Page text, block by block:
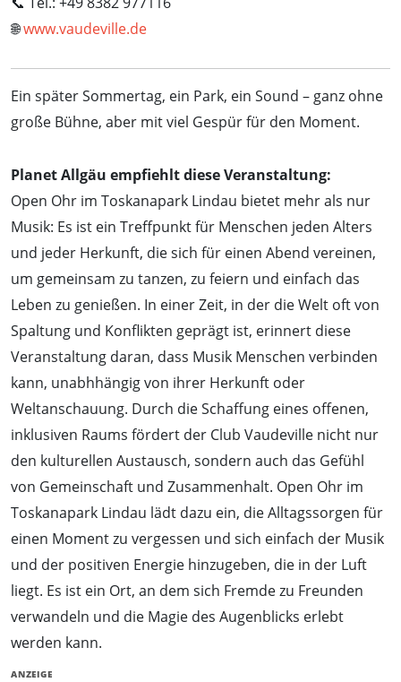
🌐www.vaudeville.de
Ein später Sommertag, ein Park, ein Sound – ganz ohne
große Bühne, aber mit viel Gespür für den Moment.
Planet Allgäu empfiehlt diese Veranstaltung:
Open Ohr im Toskanapark Lindau bietet mehr als nur
Musik: Es ist ein Treffpunkt für Menschen jeden Alters
und jeder Herkunft, die sich für einen Abend vereinen,
um gemeinsam zu tanzen, zu feiern und einfach das
Leben zu genießen. In einer Zeit, in der die Welt oft von
Spaltung und Konflikten geprägt ist, erinnert diese
Veranstaltung daran, dass Musik Menschen verbinden
kann, unabhhängig von ihrer Herkunft oder
Weltanschauung. Durch die Schaffung eines offenen,
inklusiven Raums fördert der Club Vaudeville nicht nur
den kulturellen Austausch, sondern auch das Gefühl
von Gemeinschaft und Zusammenhalt. Open Ohr im
Toskanapark Lindau lädt dazu ein, die Alltagssorgen für
einen Moment zu vergessen und sich einfach der Musik
und der positiven Energie hinzugeben, die in der Luft
liegt. Es ist ein Ort, an dem sich Fremde zu Freunden
verwandeln und die Magie des Augenblicks erlebt
werden kann.
ANZEIGE